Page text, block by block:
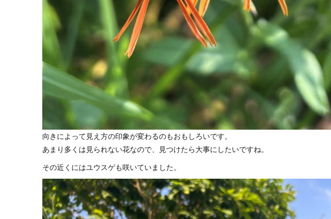
向きによって見え方の印象が変わるのもおもしろいです。
あまり多くは見られない花なので、見つけたら大事にしたいですね。
その近くにはユウスゲも咲いていました。